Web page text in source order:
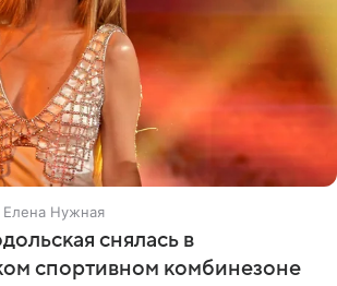
Елена Нужная
снялась в
спортивном комбинезоне